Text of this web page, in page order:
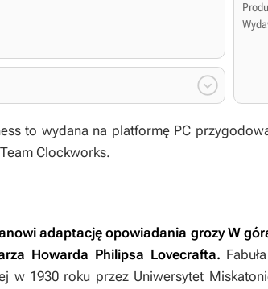

to wydana na platformę PC
Clockworks.
adaptację opowiadania grozyW
Howarda Philipsa Lovecrafta.
w 1930 roku przez Uniwersytet